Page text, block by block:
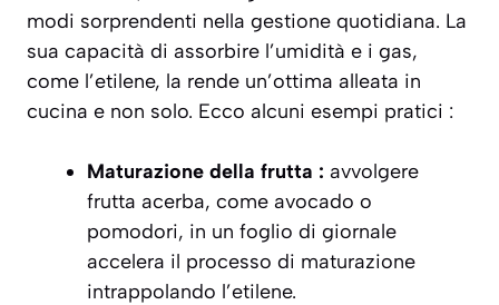
modi sorprendenti nella gestione quotidiana. La
sua capacità di assorbire l’umidità e i gas,
come l’etilene, la rende un’ottima alleata in
cucina e non solo. Ecco alcuni esempi pratici :
Maturazione della frutta : avvolgere
frutta acerba, come avocado o
pomodori, in un foglio di giornale
accelera il processo di maturazione
intrappolando l’etilene.